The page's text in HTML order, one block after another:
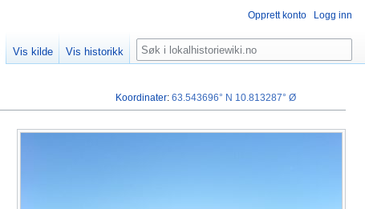
Koordinater:63.543696° N 10.813287° Ø
Opprett konto Logg inn
Vis kilde Vis historikk Søk